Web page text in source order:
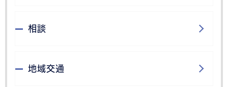
相談
地域交通